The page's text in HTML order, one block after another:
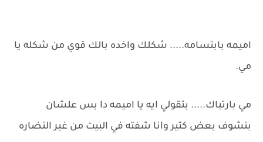
اميمه بابتسامه..... شكلك واخده بالك قوي من شكله يا
مي.
مي بارتباك..... بتقولي ايه يا اميمه دا بس علشان
بنشوف بعض كتير وانا شفته في البيت من غير النضاره